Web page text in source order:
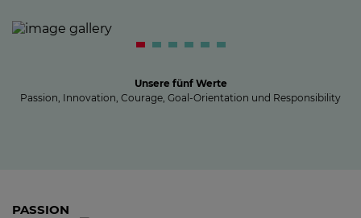
Unsere fünf Werte
Passion, Innovation, Courage, Goal-Orientation und Responsibility
PASSION